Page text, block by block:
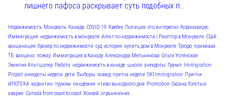
лишнего пафоса раскрывает суть подобных п...
Недвижимость Монреаль Канада COVID-19 Квебек Полиция это интересно Коронавирус
Иммиграция недвижимость в монреале Агент по недвижимости | Риэлтор в Монреале США
вакцинация брокер по недвижимости суд история купить дом в Монреале Трюдо прививка
ТВ вакцина пожар Иммиграция в Канаду Александра Мельникова Ольга Успенская
Эмилия Альтшулер Работа недвижимость в канаде школа анекдоты Трамп
Immigration
Project анекдоты недели дети Выборы ковид притча недели SKI Immigration Притчи
ИПОТЕКА карантин туризм пандемия чтиво выходного дня Promotion Оксана Толстых
авария Canada from coast to coast Хоккей ограничения